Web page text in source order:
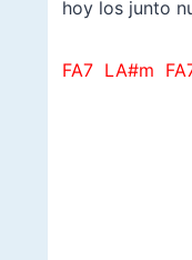
hoy los junto
FA7 LA#m